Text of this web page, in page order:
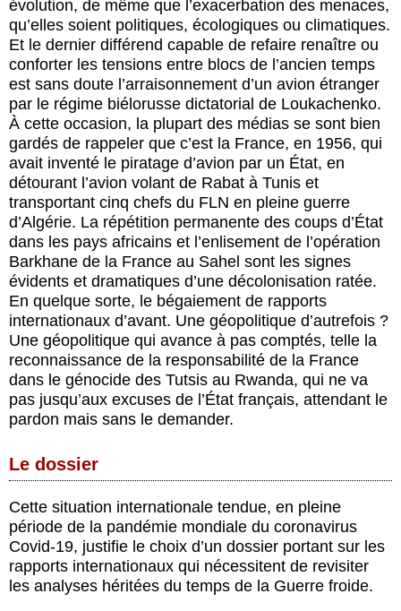
évolution, de même que l’exacerbation des menaces,
qu’elles soient politiques, écologiques ou climatiques.
Et le dernier différend capable de refaire renaître ou
conforter les tensions entre blocs de l’ancien temps
est sans doute l’arraisonnement d’un avion étranger
par le régime biélorusse dictatorial de Loukachenko.
À cette occasion, la plupart des médias se sont bien
gardés de rappeler que c’est la France, en 1956, qui
avait inventé le piratage d’avion par un État, en
détourant l’avion volant de Rabat à Tunis et
transportant cinq chefs du FLN en pleine guerre
d’Algérie. La répétition permanente des coups d’État
dans les pays africains et l’enlisement de l’opération
Barkhane de la France au Sahel sont les signes
évidents et dramatiques d’une décolonisation ratée.
En quelque sorte, le bégaiement de rapports
internationaux d’avant. Une géopolitique d’autrefois ?
Une géopolitique qui avance à pas comptés, telle la
reconnaissance de la responsabilité de la France
dans le génocide des Tutsis au Rwanda, qui ne va
pas jusqu’aux excuses de l’État français, attendant le
pardon mais sans le demander.
Le dossier
Cette situation internationale tendue, en pleine
période de la pandémie mondiale du coronavirus
Covid-19, justifie le choix d’un dossier portant sur les
rapports internationaux qui nécessitent de revisiter
les analyses héritées du temps de la Guerre froide.